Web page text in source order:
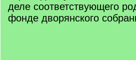
деле соответствующего
фонде дворянского